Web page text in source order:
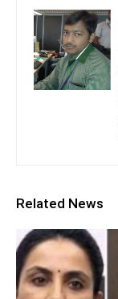
Related News